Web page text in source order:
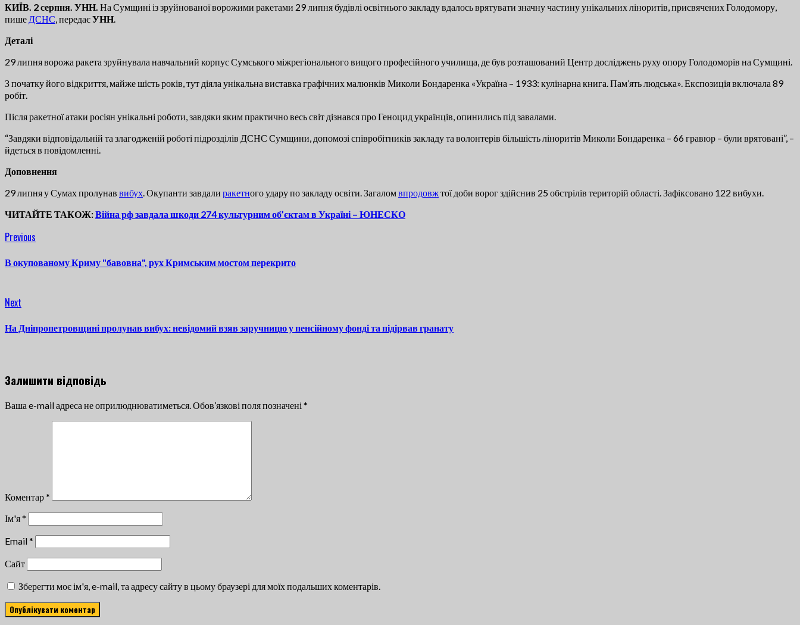
КИЇВ. 2 серпня. УНН. На Сумщині із зруйнованої ворожими ракетами 29 липня будівлі освітнього закладу вдалось врятувати значну частину унікальних ліноритів, присвячених Голодомору,
пише ДСНС , передаєУНН
Деталі
29 липня ворожа ракета зруйнувала навчальний корпус Сумського міжрегіонального вищого професійного училища, де був розташований Центр досліджень руху опору Голодоморів на Сумщині.
З початку його відкриття, майже шість років, тут діяла унікальна виставка графічних малюнків Миколи Бондаренка «Україна – 1933: кулінарна книга. Пам’ять людська». Експозиція включала 89
робіт.
Після ракетної атаки росіян унікальні роботи, завдяки яким практично весь світ дізнався про Геноцид українців, опинились під завалами.
“Завдяки відповідальній та злагодженій роботі підрозділів ДСНС Сумщини, допомозі співробітників закладу та волонтерів більшість ліноритів Миколи Бондаренка – 66 гравюр – були врятовані”, –
йдеться в повідомленні.
Доповнення
29 липня у Сумах пролунав вибух . Окупанти завдали ракетного удару по закладу освіти. Загаломвпродовжтої доби ворог здійснив 25 обстрілів територій області. Зафіксовано 122 вибухи.
ЧИТАЙТЕ ТАКОЖ:Війна рф завдала шкоди 274 культурним об’єктам в Україні – ЮНЕСКО
Continue
Reading
Previous
В окупованому Криму "бавовна", рух Кримським мостом перекрито
Next
На Дніпропетровщині пролунав вибух: невідомий взяв заручницю у пенсійному фонді та підірвав гранату
Залишити відповідь
Ваша e-mail адреса не оприлюднюватиметься.Обов’язкові поля позначені *
Коментар*
Ім'я*
Email*
Сайт
Зберегти моє ім'я, e-mail, та адресу сайту в цьому браузері для моїх подальших коментарів.